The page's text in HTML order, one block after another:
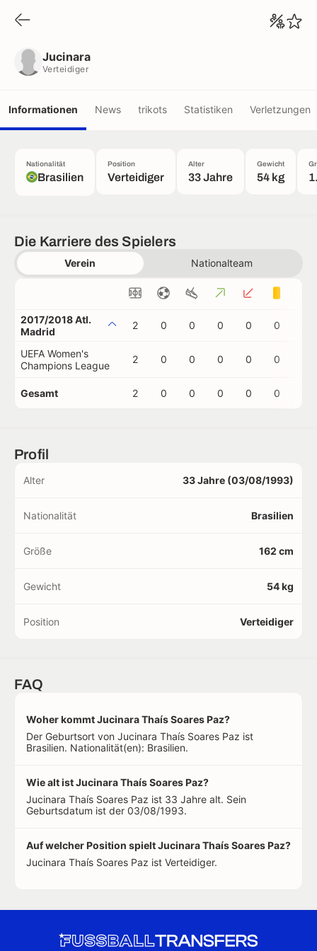
Jucinara
Verteidiger
Informationen News trikots Statistiken Verletzungen
Nationalität
Brasilien
Position
Verteidiger
Alter
33 Jahre
Gewicht
54 kg
Die Karriere des Spielers
Verein Nationalteam
2017/2018 Atl.
Madrid
2 0 0 0 0 0
UEFA Women's
Champions League
2 0 0 0 0 0
Gesamt 2 0 0 0 0 0
Profil
Alter 33 Jahre (03/08/1993)
Nationalität Brasilien
Größe 162 cm
Gewicht 54 kg
Position Verteidiger
FAQ
Woher kommt Jucinara Thaís Soares Paz?
Der Geburtsort von Jucinara Thaís Soares Paz ist
Brasilien. Nationalität(en): Brasilien.
Wie alt ist Jucinara Thaís Soares Paz?
Jucinara Thaís Soares Paz ist 33 Jahre alt. Sein
Geburtsdatum ist der 03/08/1993.
Auf welcher Position spielt Jucinara Thaís Soares Paz?
Jucinara Thaís Soares Paz ist Verteidiger.